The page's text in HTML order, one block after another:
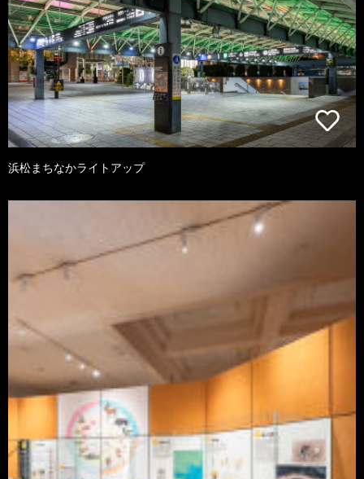
浜松まちなかライトアップ